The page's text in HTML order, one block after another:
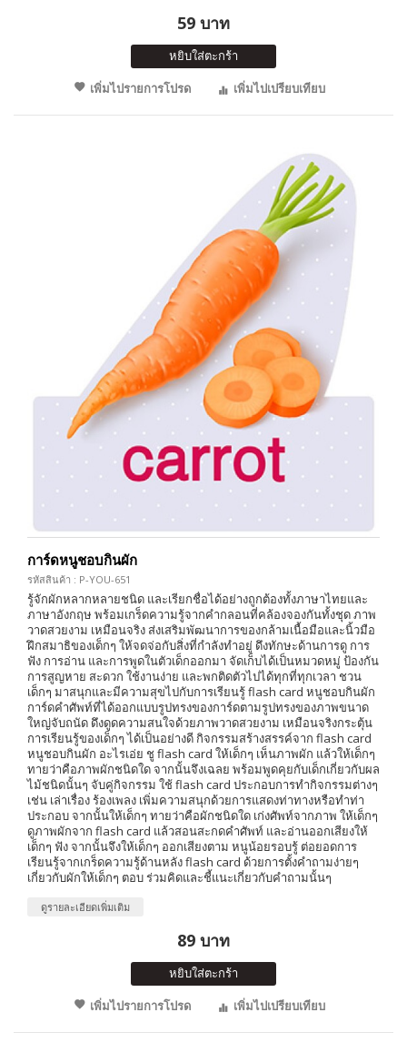
59 บาท
หยิบใส่ตะกร้า
เพิ่มไปรายการโปรด
เพิ่มไปเปรียบเทียบ
การ์ดหนูชอบกินผัก
รหัสสินค้า : P-YOU-651
รู้จักผักหลากหลายชนิด และเรียกชื่อได้อย่างถูกต้องทั้งภาษาไทยและ
ภาษาอังกฤษ พร้อมเกร็ดความรู้จากคำกลอนที่คล้องจองกันทั้งชุด ภาพ
วาดสวยงาม เหมือนจริง ส่งเสริมพัฒนาการของกล้ามเนื้อมือและนิ้วมือ
ฝึกสมาธิของเด็กๆ ให้จดจ่อกับสิ่งที่กำลังทำอยู่ ดึงทักษะด้านการดู การ
ฟัง การอ่าน และการพูดในตัวเด็กออกมา จัดเก็บได้เป็นหมวดหมู่ ป้องกัน
การสูญหาย สะดวก ใช้งานง่าย และพกติดตัวไปได้ทุกที่ทุกเวลา ชวน
เด็กๆ มาสนุกและมีความสุขไปกับการเรียนรู้ flash card หนูชอบกินผัก
การ์ดคำศัพท์ที่ได้ออกแบบรูปทรงของการ์ดตามรูปทรงของภาพขนาด
ใหญ่จับถนัด ดึงดูดความสนใจด้วยภาพวาดสวยงาม เหมือนจริงกระตุ้น
การเรียนรู้ของเด็กๆ ได้เป็นอย่างดี กิจกรรมสร้างสรรค์จาก flash card
หนูชอบกินผัก อะไรเอ่ย ชู flash card ให้เด็กๆ เห็นภาพผัก แล้วให้เด็กๆ
ทายว่าคือภาพผักชนิดใด จากนั้นจึงเฉลย พร้อมพูดคุยกับเด็กเกี่ยวกับผล
ไม้ชนิดนั้นๆ จับคู่กิจกรรม ใช้ flash card ประกอบการทำกิจกรรมต่างๆ
เช่น เล่าเรื่อง ร้องเพลง เพิ่มความสนุกด้วยการแสดงท่าทางหรือทำท่า
ประกอบ จากนั้นให้เด็กๆ ทายว่าคือผักชนิดใด เก่งศัพท์จากภาพ ให้เด็กๆ
ดูภาพผักจาก flash card แล้วสอนสะกดคำศัพท์ และอ่านออกเสียงให้
เด็กๆ ฟัง จากนั้นจึงให้เด็กๆ ออกเสียงตาม หนูน้อยรอบรู้ ต่อยอดการ
เรียนรู้จากเกร็ดความรู้ด้านหลัง flash card ด้วยการตั้งคำถามง่ายๆ
เกี่ยวกับผักให้เด็กๆ ตอบ ร่วมคิดและชี้แนะเกี่ยวกับคำถามนั้นๆ
ดูรายละเอียดเพิ่มเติม
89 บาท
หยิบใส่ตะกร้า
เพิ่มไปรายการโปรด
เพิ่มไปเปรียบเทียบ